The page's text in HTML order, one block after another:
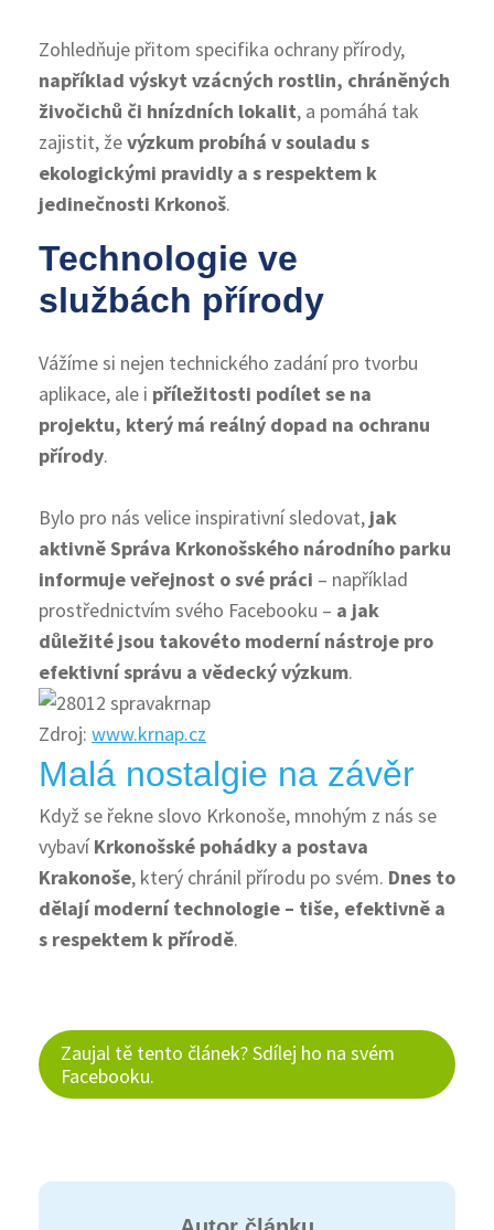
Zohledňuje přitom specifika ochrany přírody,
například výskyt vzácných rostlin, chráněných
živočichů či hnízdních lokalit, a pomáhá tak
zajistit, ževýzkum probíhá v souladu s
ekologickými pravidly a s respektem k
jedinečnosti Krkonoš.
Technologie ve
službách přírody
Vážíme si nejen technického zadání pro tvorbu
aplikace, ale i příležitosti podílet se na
projektu, který má reálný dopad na ochranu
přírody.
Bylo pro nás velice inspirativní sledovat, jak
aktivně Správa Krkonošského národního parku
informuje veřejnost o své práci – například
prostřednictvím svého Facebooku – a jak
důležité jsou takovéto moderní nástroje pro
efektivní správu a vědecký výzkum.
Zdroj: www.krnap.cz
Malá nostalgie na závěr
Když se řekne slovo Krkonoše, mnohým z nás se
vybaví Krkonošské pohádky a postava
Krakonoše, který chránil přírodu po svém. Dnes to
dělají moderní technologie – tiše, efektivně a
s respektem k přírodě.
Zaujal tě tento článek? Sdílej ho na svém
Facebooku.